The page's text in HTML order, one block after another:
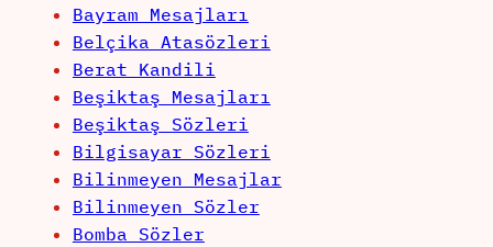
Bayram Mesajları
Belçika Atasözleri
Berat Kandili
Beşiktaş Mesajları
Beşiktaş Sözleri
Bilgisayar Sözleri
Bilinmeyen Mesajlar
Bilinmeyen Sözler
Bomba Sözler